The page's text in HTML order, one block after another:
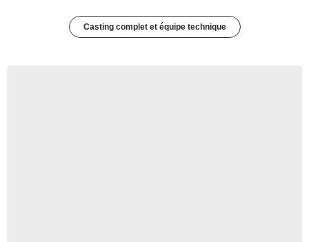
Casting complet et équipe technique